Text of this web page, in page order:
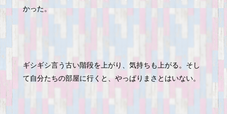
かった。
ギシギシ言う古い階段を上がり、気持ちも上がる。そし
て自分たちの部屋に行くと、やっぱりまさとはいない。